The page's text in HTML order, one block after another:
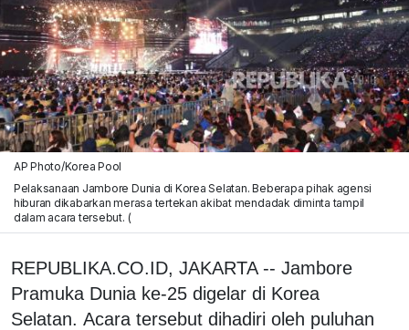
AP Photo/Korea Pool
Pelaksanaan Jambore Dunia di Korea Selatan. Beberapa pihak agensi
hiburan dikabarkan merasa tertekan akibat mendadak diminta tampil
dalam acara tersebut. (
REPUBLIKA.CO.ID, JAKARTA -- Jambore
Pramuka Dunia ke-25 digelar di Korea
Selatan. Acara tersebut dihadiri oleh puluhan